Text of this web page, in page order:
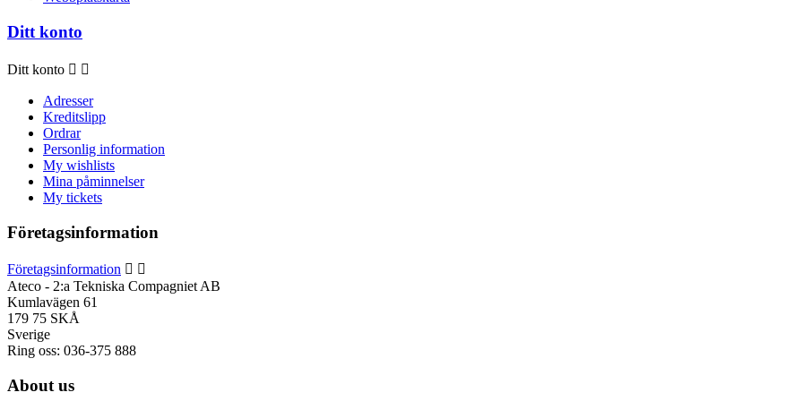
Ditt konto
Ditt konto  
Adresser
Kreditslipp
Ordrar
Personlig information
My wishlists
Mina påminnelser
My tickets
Företagsinformation
Företagsinformation  
Ateco - 2:a Tekniska Compagniet AB
Kumlavägen 61
179 75 SKÅ
Sverige
Ring oss: 036-375 888
About us